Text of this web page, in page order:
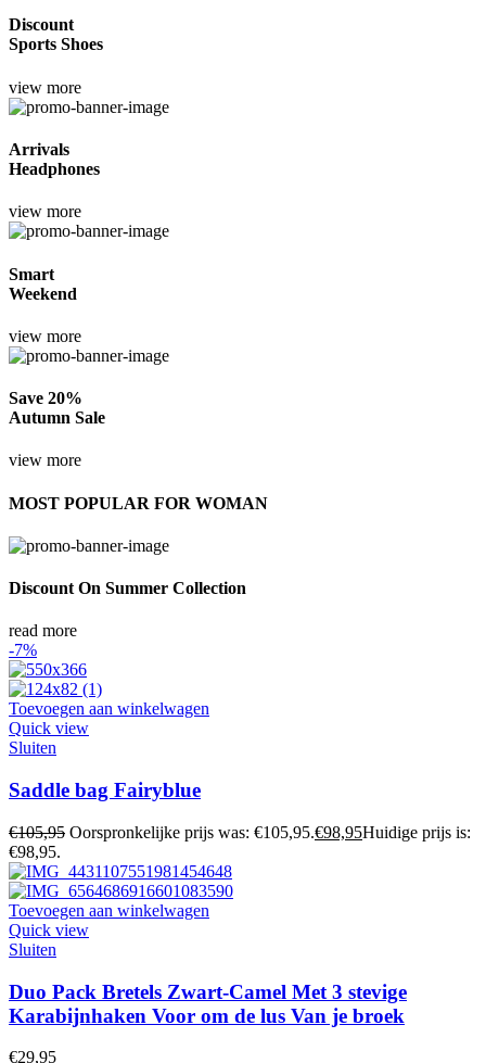
Discount
Sports Shoes
view more
Arrivals
Headphones
view more
Smart
Weekend
view more
Save 20%
Autumn Sale
view more
MOST POPULAR FOR WOMAN
Discount On Summer Collection
read more
-7%
Toevoegen aan winkelwagen
Quick view
Sluiten
Saddle bag Fairyblue
€105,95 Oorspronkelijke prijs was: €105,95.€98,95Huidige prijs is:
€98,95.
Toevoegen aan winkelwagen
Quick view
Sluiten
Duo Pack Bretels Zwart-Camel Met 3 stevige
Karabijnhaken Voor om de lus Van je broek
€29,95